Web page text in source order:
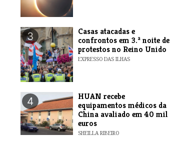
3
Casas atacadas e
confrontos em 3.ª noite de
protestos no Reino Unido
EXPRESSO DAS ILHAS
4
HUAN recebe
equipamentos médicos da
China avaliado em 40 mil
euros
SHEILLA RIBEIRO